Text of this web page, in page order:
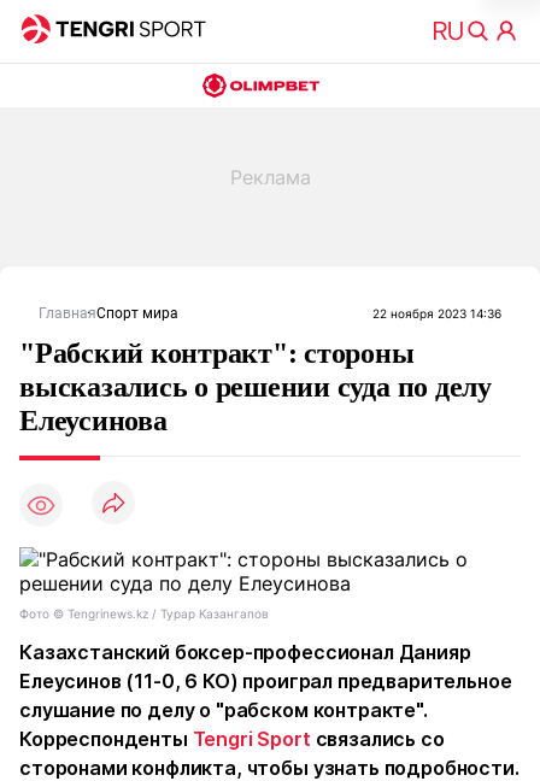
ГлавнаяСпорт мира 22 ноября 2023 14:36
"Рабский контракт": стороны
высказались о решении суда по делу
Елеусинова
Фото ©️ Tengrinews.kz / Турар Казангапов
Казахстанский боксер-профессионал Данияр
Елеусинов (11-0, 6 КО) проиграл предварительное
слушание по делу о "рабском контракте".
Корреспонденты Tengri Sport связались со
сторонами конфликта, чтобы узнать подробности.